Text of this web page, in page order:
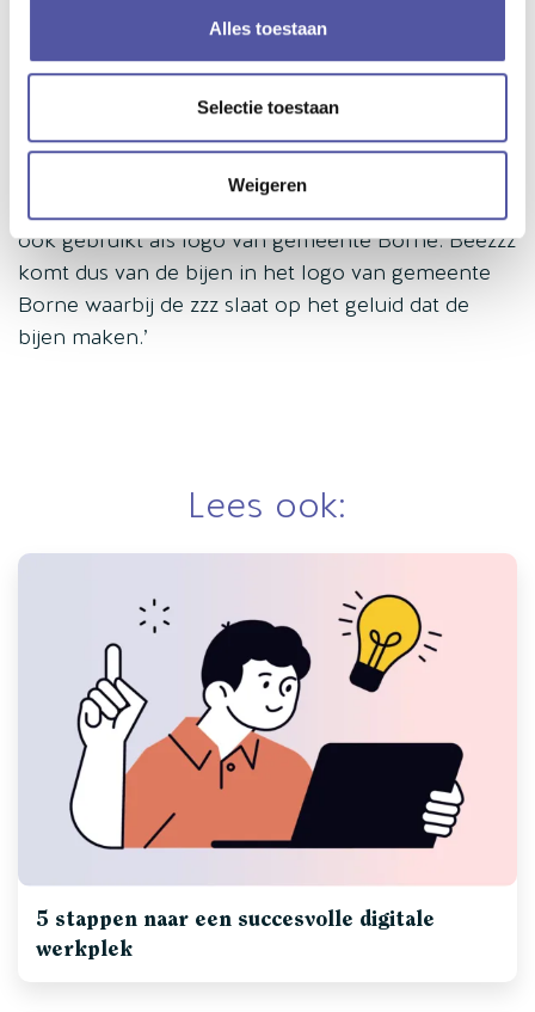
Alles toestaan
Selectie toestaan
Weigeren
op stemmen. De naam ‘Beezzz’ kreeg de meeste
Het wapen van gemeente Borne heeft een
ook gebruikt als logo van gemeente Borne. Beezzz
komt dus van de bijen in het logo van gemeente
Borne waarbij de zzz slaat op het geluid dat de
bijen maken.’
Lees ook:
5 stappen naar een succesvolle digitale
werkplek